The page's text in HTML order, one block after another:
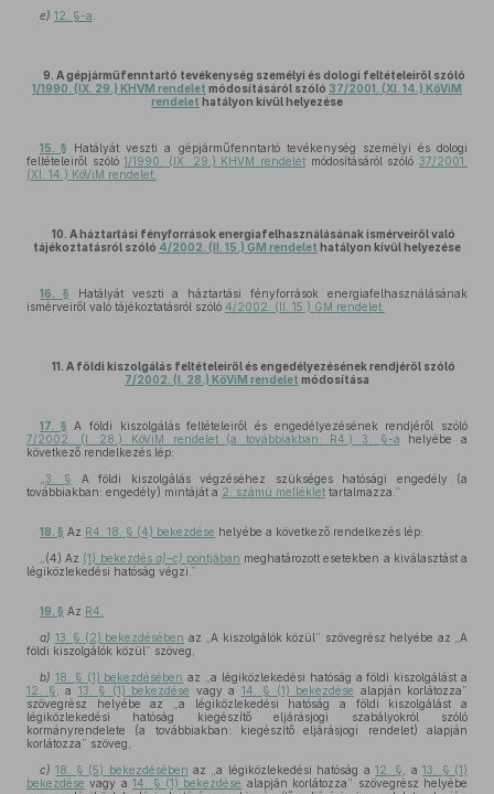
e) 12. §-a
9. A gépjárműfenntartó tevékenység személyi és dologi feltételeiről szóló
1/1990. (IX. 29.) KHVM rendelet módosításáról szóló 37/2001. (XI. 14.) KöViM
rendelet hatályon kívül helyezése
15. § Hatályát veszti a gépjárműfenntartó tevékenység személyi és dologi
feltételeiről szóló1/1990. (IX. 29.) KHVM rendelet módosításáról szóló37/2001.
(XI. 14.) KöViM rendelet.
10. A háztartási fényforrások energiafelhasználásának ismérveiről való
tájékoztatásról szóló 4/2002. (II. 15.) GM rendelet hatályon kívül helyezése
16. § Hatályát veszti a háztartási fényforrások energiafelhasználásának
ismérveiről való tájékoztatásról szóló 4/2002. (II. 15.) GM rendelet.
11. A földi kiszolgálás feltételeiről és engedélyezésének rendjéről szóló
7/2002. (I. 28.) KöViM rendelet módosítása
17. § A földi kiszolgálás feltételeiről és engedélyezésének rendjéről szóló
7/2002. (I. 28.) KöViM rendelet (a továbbiakban: R4.) 3. §-a helyébe a
következő rendelkezés lép:
3. §
A földi kiszolgálás végzéséhez szükséges hatósági engedély (a
továbbiakban: engedély) mintáját a 2. számú melléklet tartalmazza.”
18. § Az R4. 18. § (4) bekezdése helyébe a következő rendelkezés lép:
„(4) Az (1) bekezdés a)–c) pontjában meghatározott esetekben a kiválasztást a
légiközlekedési hatóság végzi.”
19. § Az R4.
a) 13. § (2) bekezdésében az „A kiszolgálók közül” szövegrész helyébe az „A
földi kiszolgálók közül” szöveg,
b) 18. § (1) bekezdésében az „a légiközlekedési hatóság a földi kiszolgálást a
12. § , a 13. § (1) bekezdése vagy a 14. § (1) bekezdése alapján korlátozza”
szövegrész helyébe az „a légiközlekedési hatóság a földi kiszolgálást a
légiközlekedési hatóság kiegészítő eljárásjogi szabályokról szóló
kormányrendelete (a továbbiakban: kiegészítő eljárásjogi rendelet) alapján
korlátozza” szöveg,
c) 18. § (5) bekezdésében az „a légiközlekedési hatóság a12. § , a13. § (1)
bekezdése vagy a14. § (1) bekezdése alapján korlátozza” szövegrész helyébe